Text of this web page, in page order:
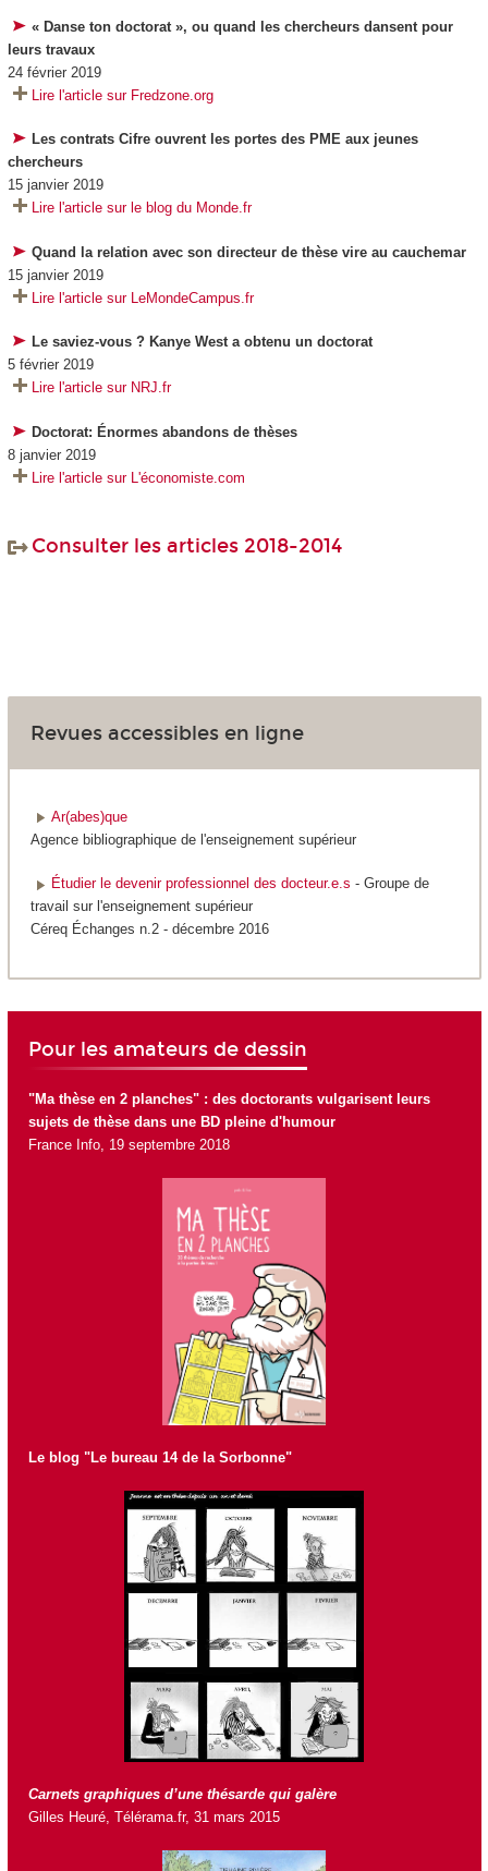
« Danse ton doctorat », ou quand les chercheurs dansent pour
leurs travaux
24 février 2019
Lire l'article sur Fredzone.org
Les contrats Cifre ouvrent les portes des PME aux jeunes
chercheurs
15 janvier 2019
Lire l'article sur le blog du Monde.fr
Quand la relation avec son directeur de thèse vire au cauchemar
15 janvier 2019
Lire l'article sur LeMondeCampus.fr
Le saviez-vous ? Kanye West a obtenu un doctorat
5 février 2019
Lire l'article sur NRJ.fr
Doctorat: Énormes abandons de thèses
8 janvier 2019
Lire l'article sur L'économiste.com
Consulter les articles 2018-2014
Revues accessibles en ligne
Ar(abes)que
Agence bibliographique de l'enseignement supérieur
Étudier le devenir professionnel des docteur.e.s - Groupe de
travail sur l'enseignement supérieur
Céreq Échanges n.2 - décembre 2016
Pour les amateurs de dessin
"Ma thèse en 2 planches" : des doctorants vulgarisent leurs
sujets de thèse dans une BD pleine d'humour
France Info, 19 septembre 2018
Le blog "Le bureau 14 de la Sorbonne"
Carnets graphiques d’une thésarde qui galère
Gilles Heuré, Télérama.fr, 31 mars 2015